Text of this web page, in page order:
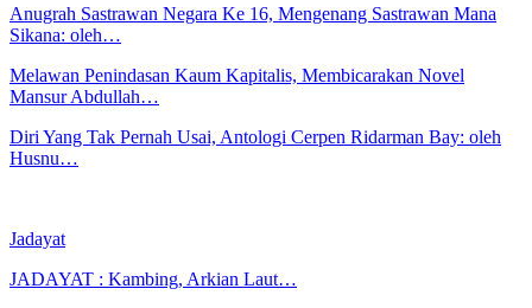
Anugrah Sastrawan Negara Ke 16, Mengenang Sastrawan Mana
Sikana: oleh…
Melawan Penindasan Kaum Kapitalis, Membicarakan Novel
Mansur Abdullah…
Diri Yang Tak Pernah Usai, Antologi Cerpen Ridarman Bay: oleh
Husnu…
Jadayat
JADAYAT : Kambing, Arkian Laut…